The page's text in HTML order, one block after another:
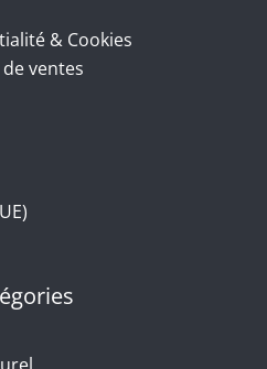
& Cookies
ventes